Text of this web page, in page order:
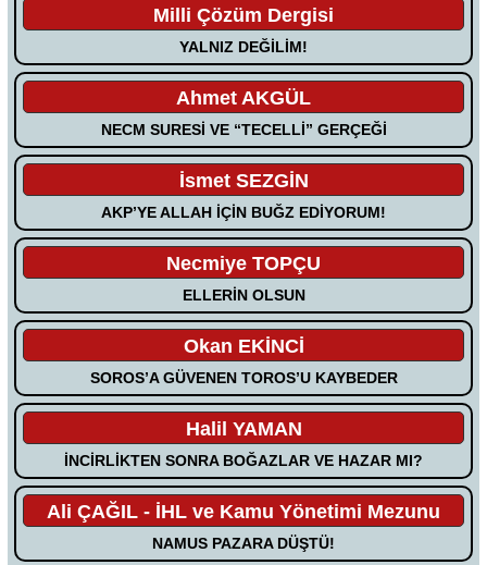
Milli Çözüm Dergisi
YALNIZ DEĞİLİM!
Ahmet AKGÜL
NECM SURESİ VE “TECELLİ” GERÇEĞİ
İsmet SEZGİN
AKP’YE ALLAH İÇİN BUĞZ EDİYORUM!
Necmiye TOPÇU
ELLERİN OLSUN
Okan EKİNCİ
SOROS’A GÜVENEN TOROS’U KAYBEDER
Halil YAMAN
İNCİRLİKTEN SONRA BOĞAZLAR VE HAZAR MI?
Ali ÇAĞIL - İHL ve Kamu Yönetimi Mezunu
NAMUS PAZARA DÜŞTÜ!